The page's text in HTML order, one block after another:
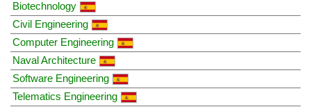
Biotechnology
Civil Engineering
Computer Engineering
Naval Architecture
Software Engineering
Telematics Engineering